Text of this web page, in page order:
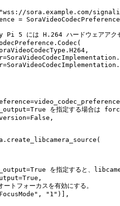
sora.example.com/
=
5 には H.264 ハードウェアアクセ
を指定する場合は
を指定すると、
フォーカスを有効にする。
"1")],